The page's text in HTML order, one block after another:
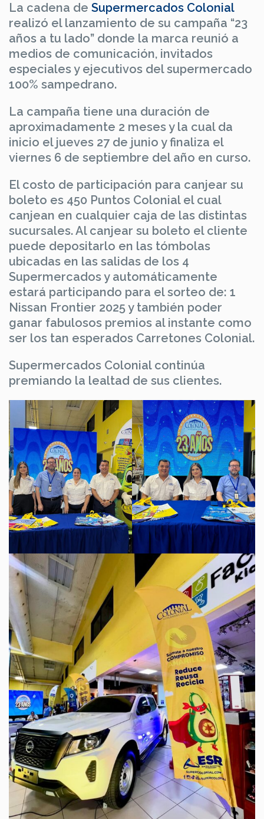
La cadena de Supermercados Colonial
realizó el lanzamiento de su campaña “23
años a tu lado” donde la marca reunió a
medios de comunicación, invitados
especiales y ejecutivos del supermercado
100% sampedrano.
La campaña tiene una duración de
aproximadamente 2 meses y la cual da
inicio el jueves 27 de junio y finaliza el
viernes 6 de septiembre del año en curso.
El costo de participación para canjear su
boleto es 450 Puntos Colonial el cual
canjean en cualquier caja de las distintas
sucursales. Al canjear su boleto el cliente
puede depositarlo en las tómbolas
ubicadas en las salidas de los 4
Supermercados y automáticamente
estará participando para el sorteo de: 1
Nissan Frontier 2025 y también poder
ganar fabulosos premios al instante como
ser los tan esperados Carretones Colonial.
Supermercados Colonial continúa
premiando la lealtad de sus clientes.